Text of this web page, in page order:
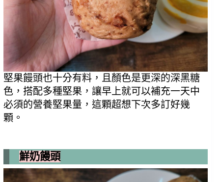
堅果饅頭也十分有料，且顏色是更深的深黑糖
色，搭配多種堅果，讓早上就可以補充一天中
必須的營養堅果量，這顆超想下次多訂好幾
顆。
鮮奶饅頭